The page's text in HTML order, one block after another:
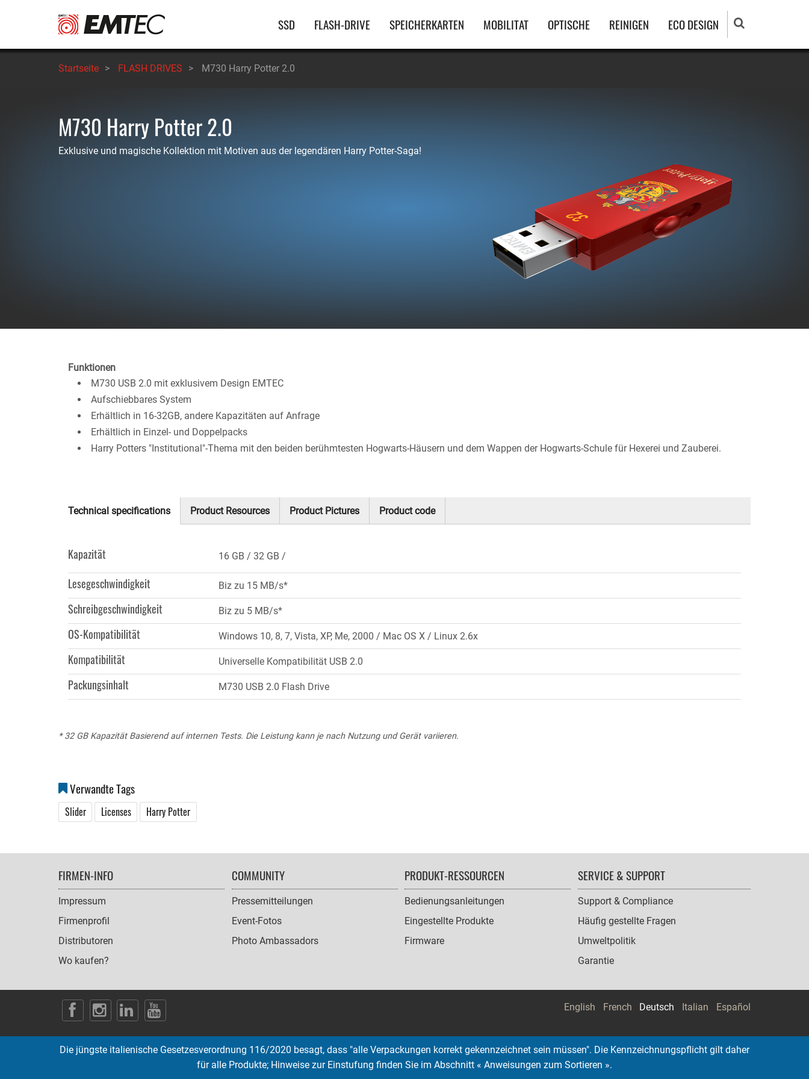
Hauptnavigation
SSD FLASH-DRIVE SPEICHERKARTEN MOBILITAT OPTISCHE REINIGEN ECO DESIGN
Startseite > FLASH DRIVES > M730 Harry Potter 2.0
M730 Harry Potter 2.0
Exklusive und magische Kollektion mit Motiven aus der legendären Harry Potter-Saga!
Funktionen
M730 USB 2.0 mit exklusivem Design EMTEC
Aufschiebbares System
Erhältlich in 16-32GB, andere Kapazitäten auf Anfrage
Erhältlich in Einzel- und Doppelpacks
Harry Potters "Institutional"-Thema mit den beiden berühmtesten Hogwarts-Häusern und dem Wappen der Hogwarts-Schule für Hexerei und Zauberei.
Technical specifications
Product Resources Product Pictures Product code
Kapazität 16 GB 32 GB
Lesegeschwindigkeit Biz zu 15 MB/s*
Schreibgeschwindigkeit Biz zu 5 MB/s*
OS-Kompatibilität Windows 10, 8, 7, Vista, XP, Me, 2000 / Mac OS X / Linux 2.6x
Kompatibilität Universelle Kompatibilität USB 2.0
Packungsinhalt M730 USB 2.0 Flash Drive
* 32 GB Kapazität Basierend auf internen Tests. Die Leistung kann je nach Nutzung und Gerät variieren.
Verwandte Tags
Slider Licenses Harry Potter
FOOTER
NAVIGATION
FIRMEN-INFO
Impressum
Firmenprofil
Distributoren
Wo kaufen?
COMMUNITY
Pressemitteilungen
Event-Fotos
Photo Ambassadors
PRODUKT-RESSOURCEN
Bedienungsanleitungen
Eingestellte Produkte
Firmware
SERVICE & SUPPORT
Support & Compliance
Häufig gestellte Fragen
Umweltpolitik
Garantie
SOCIAL
English French Deutsch Italian Español
Copyright © 2026 EMTEC, All rights reserved.
Die jüngste italienische Gesetzesverordnung 116/2020 besagt, dass "alle Verpackungen korrekt gekennzeichnet sein müssen". Die Kennzeichnungspflicht gilt daher
für alle Produkte; Hinweise zur Einstufung finden Sie im Abschnitt « Anweisungen zum Sortieren ».